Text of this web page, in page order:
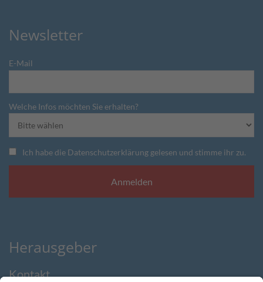
Newsletter
E-Mail
Welche Infos möchten Sie erhalten?
Ich habe die Datenschutzerklärung gelesen und stimme ihr zu.
Herausgeber
Kontakt